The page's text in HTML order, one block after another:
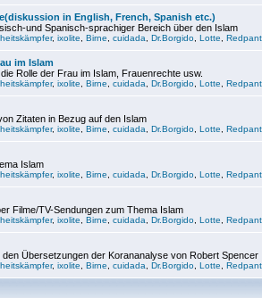
in English, French, Spanish etc.)
und Spanisch-sprachiger Bereich über den Islam
, ixolite Birne cuidada Dr.Borgido Lotte
im Islam
Rolle der Frau im Islam, Frauenrechte usw.
, ixolite Birne cuidada Dr.Borgido Lotte
Zitaten in Bezug auf den Islam
, ixolite Birne cuidada Dr.Borgido Lotte
Islam
, ixolite Birne cuidada Dr.Borgido Lotte
Filme/TV-Sendungen zum Thema Islam
, ixolite Birne cuidada Dr.Borgido Lotte
Übersetzungen der Korananalyse von Robert Spencer
, ixolite Birne cuidada Dr.Borgido Lotte